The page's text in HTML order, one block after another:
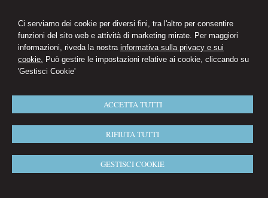
Ci serviamo dei cookie per diversi fini, tra l'altro per consentire
funzioni del sito web e attività di marketing mirate. Per maggiori
informazioni, riveda la nostra informativa sulla privacy e sui
cookie. Può gestire le impostazioni relative ai cookie, cliccando su
'Gestisci Cookie'
ACCETTA TUTTI
RIFIUTA TUTTI
GESTISCI COOKIE